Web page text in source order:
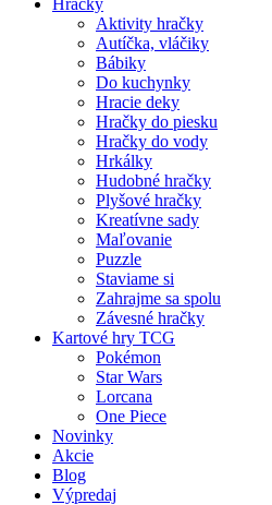
Aktivity hračky
Autíčka, vláčiky
Bábiky
Do kuchynky
Hracie deky
Hračky do piesku
Hračky do vody
Hrkálky
Hudobné hračky
Plyšové hračky
Kreatívne sady
Maľovanie
Puzzle
Staviame si
Zahrajme sa spolu
Závesné hračky
Kartové hry TCG
Pokémon
Star Wars
Lorcana
One Piece
Novinky
Akcie
Blog
Výpredaj